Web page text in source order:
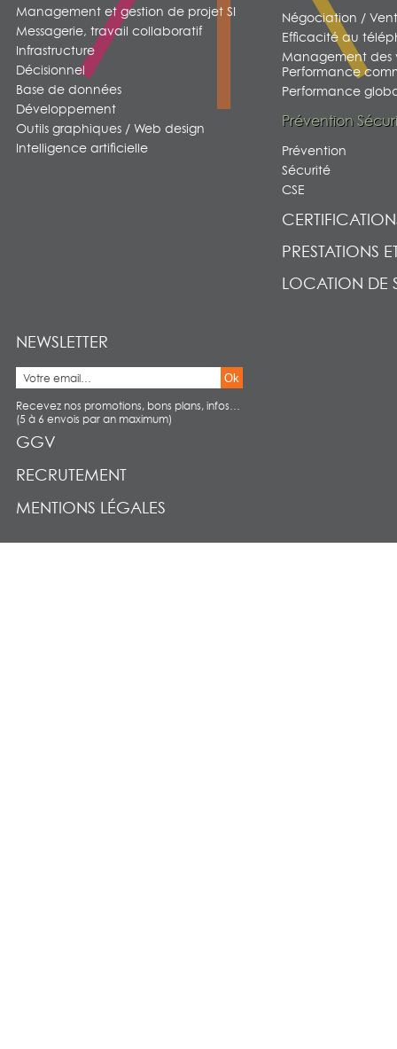
Management et gestion de projet SI
Messagerie, travail collaboratif
Infrastructure
Décisionnel
Base de données
Développement
Outils graphiques / Web design
Intelligence artificielle
Négociation /
Efficacité au
Management des
Performance
Performance
Prévention
Prévention
Sécurité
CSE
PRESTATIONS
LOCATION DE
NEWSLETTER
Ok
Recevez nos promotions, bons plans, infos…
(5 à 6 envois par an maximum)
RECRUTEMENT
MENTIONS LÉGALES
GGV